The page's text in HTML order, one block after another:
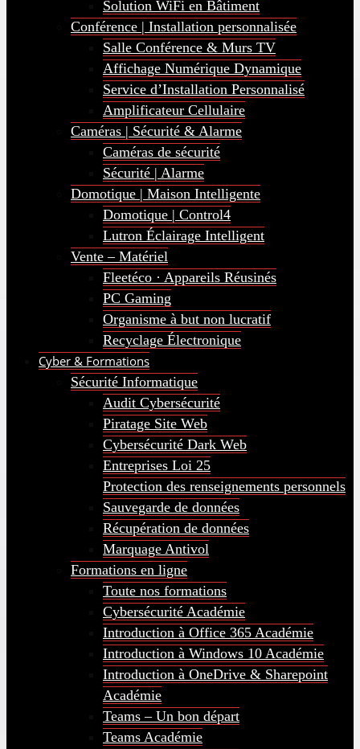
Solution WiFi en Bâtiment
Conférence | Installation personnalisée
Salle Conférence & Murs TV
Affichage Numérique Dynamique
Service d’Installation Personnalisé
Amplificateur Cellulaire
Caméras | Sécurité & Alarme
Caméras de sécurité
Sécurité | Alarme
Domotique | Maison Intelligente
Domotique | Control4
Lutron Éclairage Intelligent
Vente – Matériel
Fleetéco · Appareils Réusinés
PC Gaming
Organisme à but non lucratif
Recyclage Électronique
Cyber & Formations
Sécurité Informatique
Audit Cybersécurité
Piratage Site Web
Cybersécurité Dark Web
Entreprises Loi 25
Protection des renseignements personnels
Sauvegarde de données
Récupération de données
Marquage Antivol
Formations en ligne
Toute nos formations
Cybersécurité Académie
Introduction à Office 365 Académie
Introduction à Windows 10 Académie
Introduction à OneDrive & Sharepoint
Académie
Teams – Un bon départ
Teams Académie